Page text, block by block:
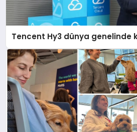
Tencent Hy3 dünya genelinde